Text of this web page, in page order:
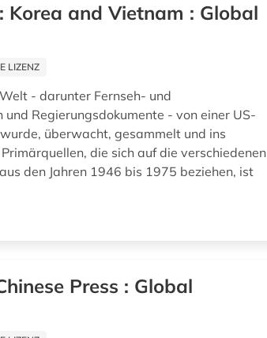
and Vietnam : Global
LIZENZ
- darunter Fernseh- und
Regierungsdokumente - von einer US-
überwacht, gesammelt und ins
die sich auf die verschiedenen
den Jahren 1946 bis 1975 beziehen, ist
Press : Global